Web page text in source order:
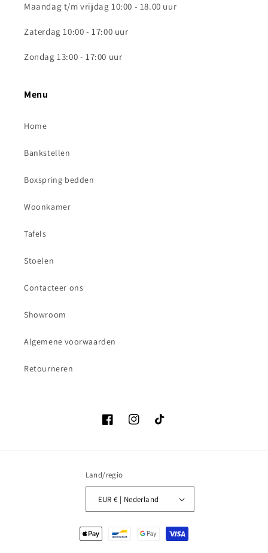
Maandag t/m vrijdag 10:00 - 18.00 uur
Zaterdag 10:00 - 17:00 uur
Zondag 13:00 - 17:00 uur
Menu
Home
Bankstellen
Boxspring bedden
Woonkamer
Tafels
Stoelen
Contacteer ons
Showroom
Algemene voorwaarden
Retourneren
FacebookInstagramTikTok
Land/regio
EUR € | Nederland
Betaalmethoden